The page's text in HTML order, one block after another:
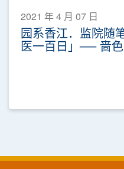
2021 年 4 月 07 日
园系香江．监院
医一百日」── 啬